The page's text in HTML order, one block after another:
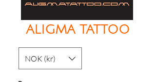
ALIGMA TATTOO
NOK (kr)